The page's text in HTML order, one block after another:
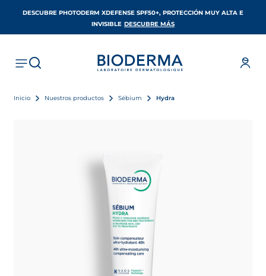
DESCUBRE PHOTODERM XDEFENSE SPF50+, PROTECCIÓN MUY ALTA E
INVISIBLE DESCUBRE MÁS
Inicio Nuestros productos Sébium Hydra